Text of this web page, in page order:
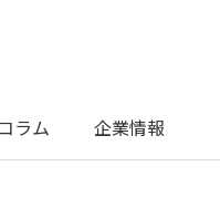
ラム 企業情報